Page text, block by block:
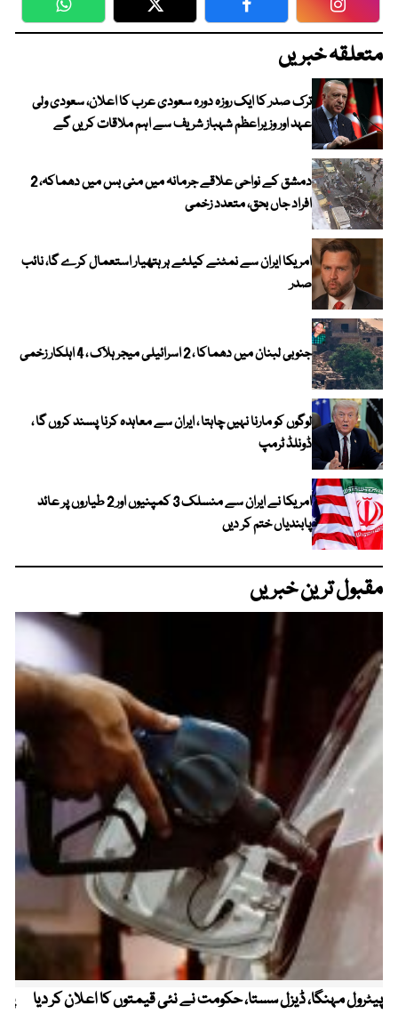
WhatsApp Twitter Facebook
متعلقہ خبریں
ترک صدر کا ایک روزہ دورہ سعودی عرب کا اعلان، سعودی ولی
عہد اور وزیراعظم شہباز شریف سے اہم ملاقات کریں گے
دمشق کے نواحی علاقے جرمانہ میں منی بس میں دھماکہ، 2
افراد جاں بحق، متعدد زخمی
امریکا ایران سے نمٹنے کیلئے ہر ہتھیار استعمال کرے گا، نائب
صدر
جنوبی لبنان میں دھماکا ، 2 اسرائیلی میجر ہلاک ، 4 اہلکار زخمی
لوگوں کو مارنا نہیں چاہتا ، ایران سے معاہدہ کرنا پسند کروں گا ،
ڈونلڈ ٹرمپ
امریکا نے ایران سے منسلک 3 کمپنیوں اور 2 طیاروں پر عائد
پابندیاں ختم کر دیں
مقبول ترین خبریں
پیٹرول مہنگا، ڈیزل سستا، حکومت نے نئی قیمتوں کا اعلان کر دیا